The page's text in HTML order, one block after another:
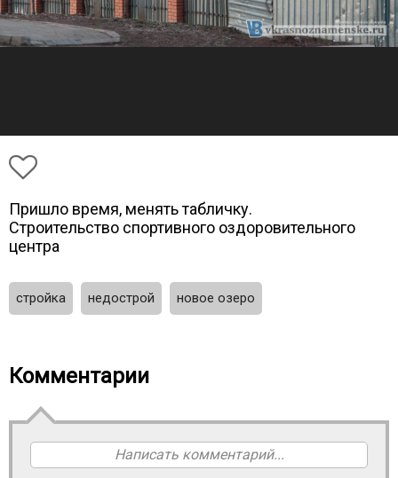
Пришло время, менять табличку.
Строительство спортивного оздоровительного
центра
стройка недострой новое озеро
Комментарии
Написать комментарий...